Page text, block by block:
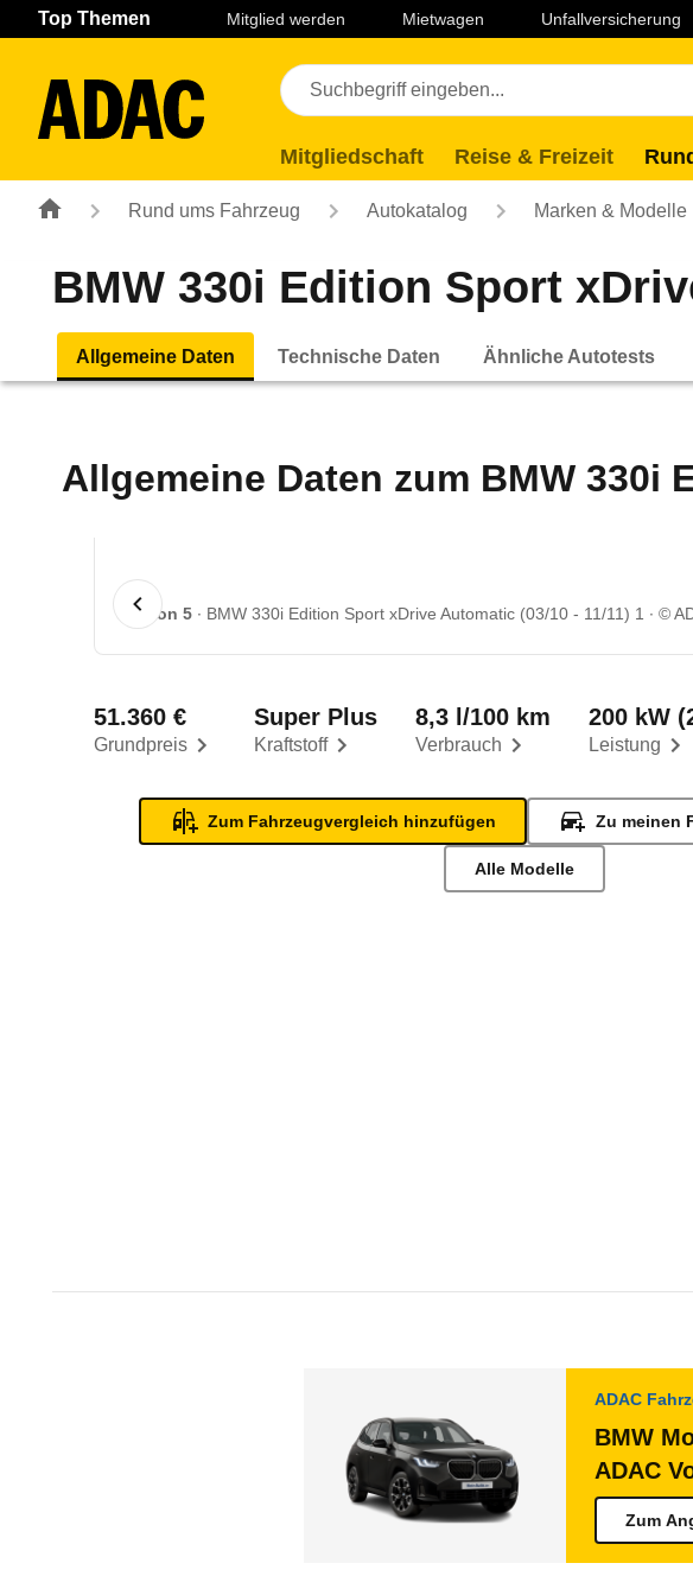
Navigation Seiteninhalt Fußzeile
Top Themen Mitglied werden Mietwagen Unfallversicherung
Mitgliedschaft Reise & Freizeit
Rund ums Fahrzeug Autokatalog Marken & Modelle
BMW 330i Edition Sport
Allgemeine Daten Technische Daten Ähnliche Autotests
Allgemeine Daten zum BMW 330i
1 von 5 BMW 330i Edition Sport xDrive Automatic (03/10 - 11/11) 1 ©
Grundpreis
51.360 €
Kraftstoff
Super Plus
Verbrauch
8,3 l/100 km
Leistung
200 kW
Zum Fahrzeugvergleich hinzufügen Zu meinen
Alle Modelle
ADAC
BMW
ADAC
Zum